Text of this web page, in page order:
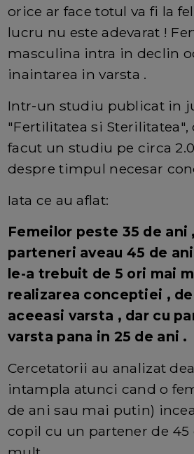
orice ar face totul va fi la
lucru nu este adevarat !
masculina intra in declin
inaintarea in varsta .
Intr-un studiu publicat in
"Fertilitatea si Sterilitatea",
facut un studiu pe circa
despre timpul necesar
Iata ce au aflat:
Femeilor peste 35 de ani
parteneri aveau 45 de
le-a trebuit de 5 ori mai
realizarea conceptiei ,
aceeasi varsta , dar cu
varsta pana in 25 de ani .
Cercetatorii au analizat
intampla atunci cand o
de ani sau mai putin)
copil cu un partener de 45